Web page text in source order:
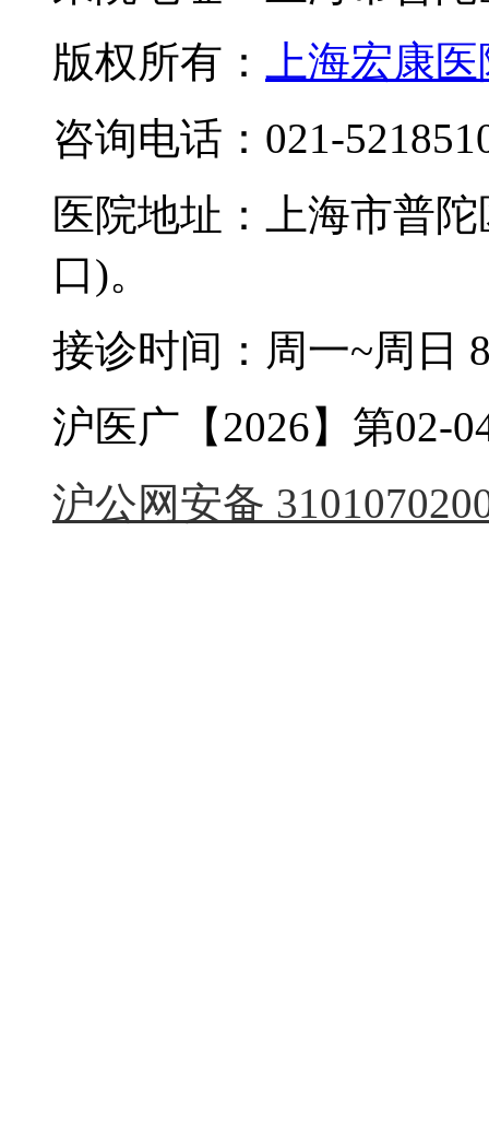
版权所有：
上海宏康
咨询电话：021-
医院地址：上海市普
口)。
接诊时间：周一~周日
沪医广【2026】第02-
沪公网安备